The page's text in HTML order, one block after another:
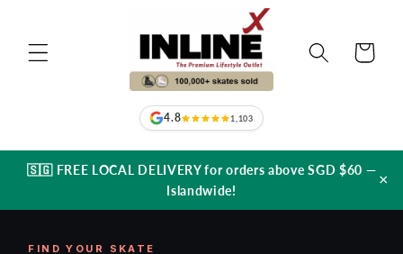
konten
4.8 1,103
Keranjang
🇸🇬 FREE LOCAL DELIVERY for orders above SGD $60 —
Islandwide!
×
FIND YOUR SKATE